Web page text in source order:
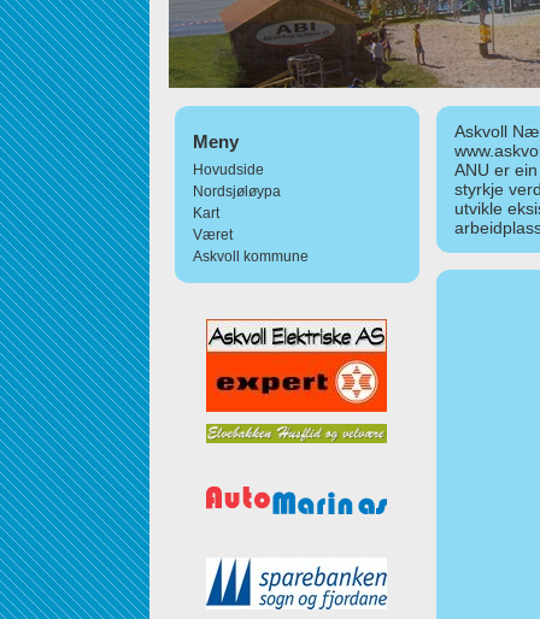
Meny
Hovudside
Nordsjøløypa
Kart
Været
Askvoll kommune
Askvoll
ANU er
styrkje
utvikle